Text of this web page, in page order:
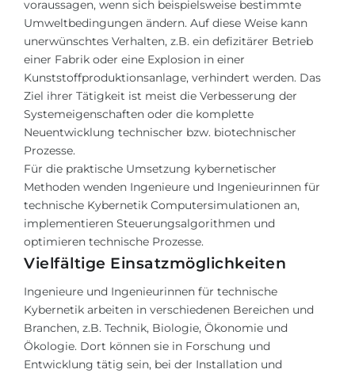
voraussagen, wenn sich beispielsweise bestimmte
Umweltbedingungen ändern. Auf diese Weise kann
unerwünschtes Verhalten, z.B. ein defizitärer Betrieb
einer Fabrik oder eine Explosion in einer
Kunststoffproduktionsanlage, verhindert werden. Das
Ziel ihrer Tätigkeit ist meist die Verbesserung der
Systemeigenschaften oder die komplette
Neuentwicklung technischer bzw. biotechnischer
Prozesse.
Für die praktische Umsetzung kybernetischer
Methoden wenden Ingenieure und Ingenieurinnen für
technische Kybernetik Computersimulationen an,
implementieren Steuerungsalgorithmen und
optimieren technische Prozesse.
Vielfältige Einsatzmöglichkeiten
Ingenieure und Ingenieurinnen für technische
Kybernetik arbeiten in verschiedenen Bereichen und
Branchen, z.B. Technik, Biologie, Ökonomie und
Ökologie. Dort können sie in Forschung und
Entwicklung tätig sein, bei der Installation und